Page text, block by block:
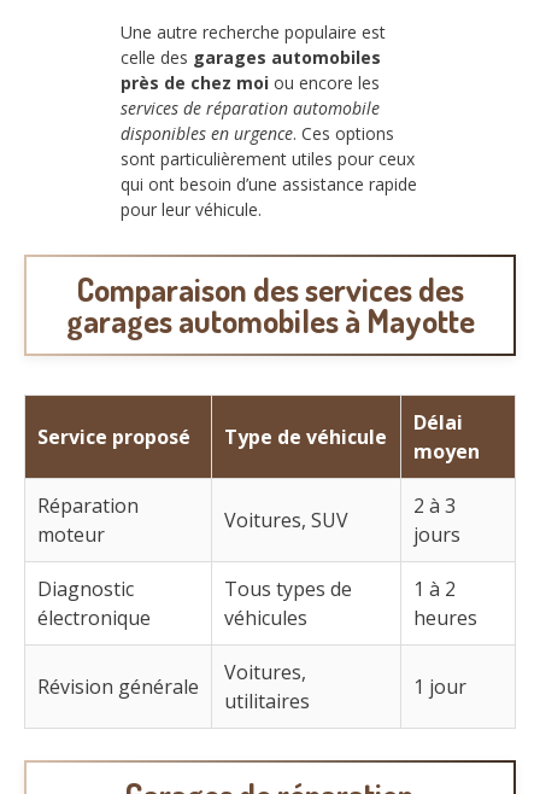
Une autre recherche populaire est
celle des garages automobiles
près de chez moi ou encore les
services de réparation automobile
disponibles en urgence. Ces options
sont particulièrement utiles pour ceux
qui ont besoin d’une assistance rapide
pour leur véhicule.
Comparaison des services des
garages automobiles à Mayotte
Service proposé Type de véhicule
Délai
moyen
Réparation
moteur
Voitures, SUV
2 à 3
jours
Diagnostic
électronique
Tous types de
véhicules
1 à 2
heures
Révision générale
Voitures,
utilitaires
1 jour